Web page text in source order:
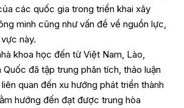
các quốc gia trong triển khai xây
minh cũng như vấn đề về nguồn lực,
này.
khoa học đến từ Việt Nam, Lào,
Quốc đã tập trung phân tích, thảo luận
quan đến xu hướng phát triển thành
hướng đến đạt được trung hòa